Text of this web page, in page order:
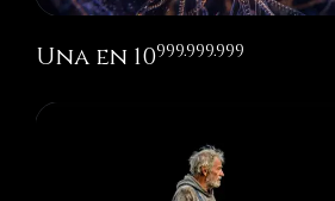
Una en 10999.999.999